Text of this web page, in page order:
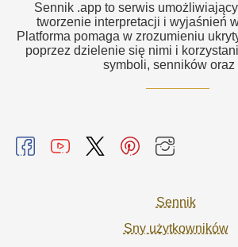
Sennik .app to serwis
tworzenie interpretacji i wyjaśnień
Platforma pomaga w zrozumieniu
poprzez dzielenie się nimi i
symboli, senników oraz
Sennik
Sny użytkowników